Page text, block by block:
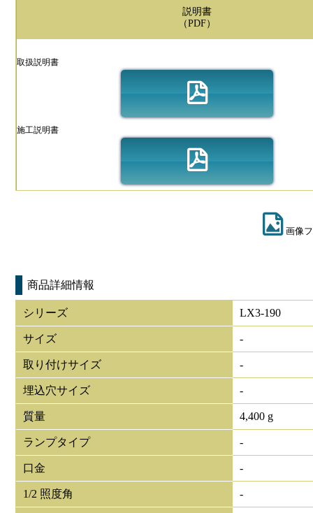
説明書
（PDF）
取扱説明書
施工説明書
画像
商品詳細情報
シリーズ LX3-190
サイズ -
取り付けサイズ -
埋込穴サイズ -
質量 4,400 g
ランプタイプ -
口金 -
1/2 照度角 -